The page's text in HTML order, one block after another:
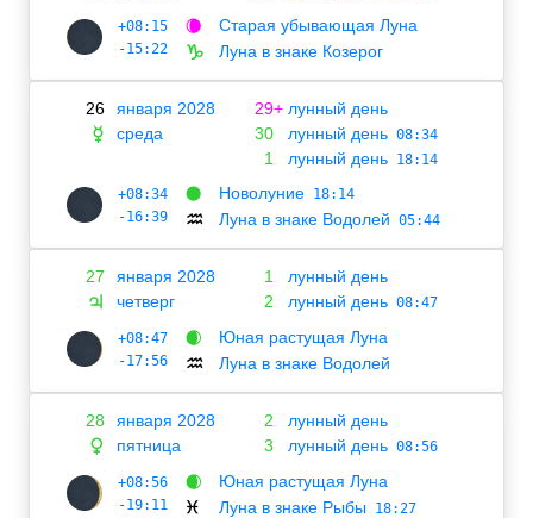
+08:15
-15:22
🌘 Старая убывающая Луна
♑ Луна в знаке Козерог
26 января 2028
☿ среда
29+ лунный день
30
лунный день 08:34
1 лунный день 18:14
+08:34
-16:39
🌑 Новолуние 18:14
♒
Луна в знаке Водолей 05:44
27 января 2028
♃ четверг
1
лунный день
2
лунный день 08:47
+08:47
-17:56
🌒 Юная растущая Луна
♒ Луна в знаке Водолей
28 января 2028
♀ пятница
2
лунный день
3
лунный день 08:56
+08:56
-19:11
🌒 Юная растущая Луна
♓ Луна в знаке Рыбы 18:27